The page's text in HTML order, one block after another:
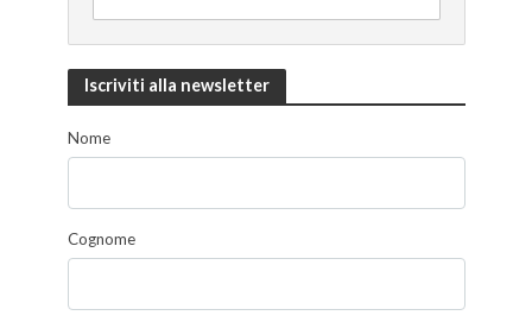
Iscriviti alla newsletter
Nome
Cognome